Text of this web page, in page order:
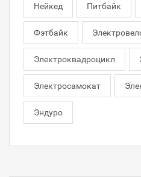
Нейкед Питбайк
Фэтбайк
Электроквадроцикл
Электросамокат
Эндуро